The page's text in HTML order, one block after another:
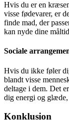
Hvis du er en
visse fødevarer, er
finde mad, der
kan nyde dine
Sociale
Hvis du ikke føler
blandt visse
deltage i dem. Det
dig energi og
Konklusion